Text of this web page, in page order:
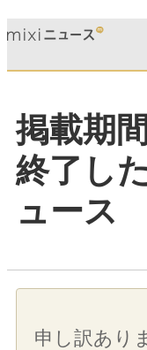
掲載期
終了し
ュース
申し訳あり